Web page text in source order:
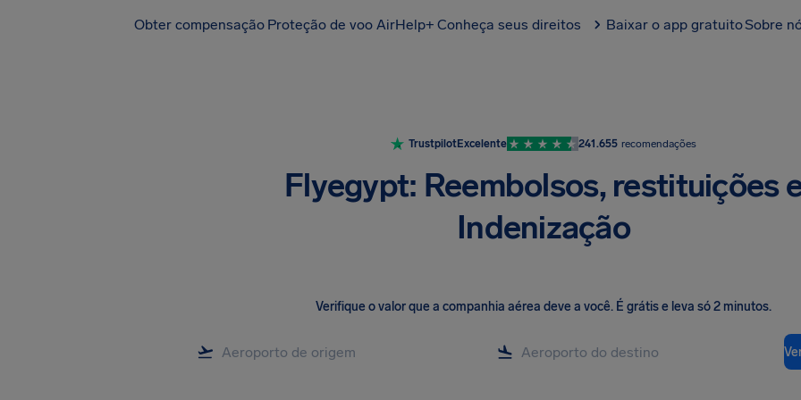
Obter compensação Proteção de voo AirHelp+ Conheça seus direitos Baixar o app gratuitoSobre
TrustpilotExcelente 241.655 recomendações
Flyegypt: Reembolsos, restituições
Indenização
Verifique o valor que a companhia aérea deve a você. É grátis e leva só 2 minutos.